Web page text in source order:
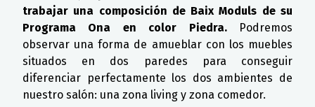
trabajar una composición de Baix Moduls de su
Programa Ona en color Piedra.
Podremos
observar una forma de amueblar con los muebles
situados en dos paredes para conseguir
diferenciar perfectamente los dos ambientes de
nuestro salón: una zona living y zona comedor.